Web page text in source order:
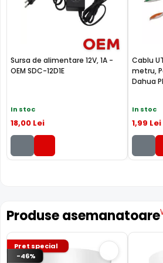
acoperita de aceasta camera, fiind
microfon incorporat, ajutand la
zgomote suspecte, fara a fi nevoie
locatia respectiva, eliminand astfel
mare.
Sursa de alimentare 12V, 1A -
OEM SDC-12D1E
In stoc
18,00 Lei
Cablu
metru,
Dahua
In stoc
1,99 Lei
Produse asemanatoare
Pret special
-46%